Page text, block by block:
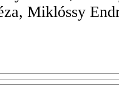
Miklóssy